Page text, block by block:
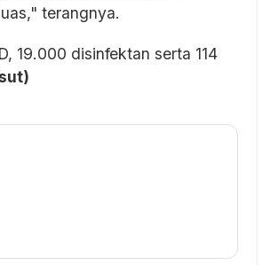
terangnya.
19.000 disinfektan serta 114